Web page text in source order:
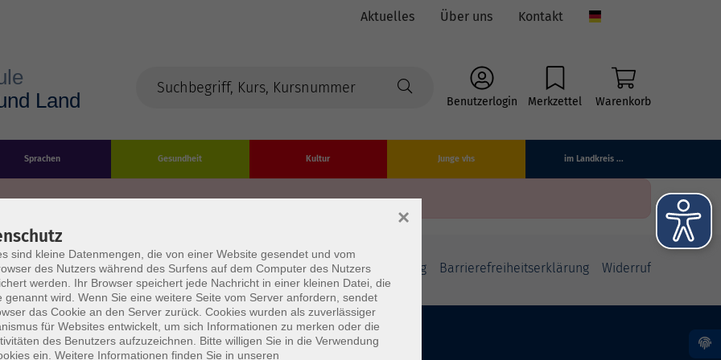
Aktuelles Über uns Kontakt
Benutzerlogin Merkzettel Warenkorb
Sprachen Gesundheit Kultur Junge vhs im Landkreis ...
Impressum Datenschutzerklärung AGB/Widerrufsbelehrung Barrierefreiheitserklärung Widerruf
sind kleine Datenmengen, die von einer Website gesendet und vom
des Nutzers während des Surfens auf dem Computer des Nutzers
werden. Ihr Browser speichert jede Nachricht in einer kleinen Datei, die
genannt wird. Wenn Sie eine weitere Seite vom Server anfordern, sendet
das Cookie an den Server zurück. Cookies wurden als zuverlässiger
für Websites entwickelt, um sich Informationen zu merken oder die
des Benutzers aufzuzeichnen. Bitte willigen Sie in die Verwendung
ein. Weitere Informationen finden Sie in unseren
×